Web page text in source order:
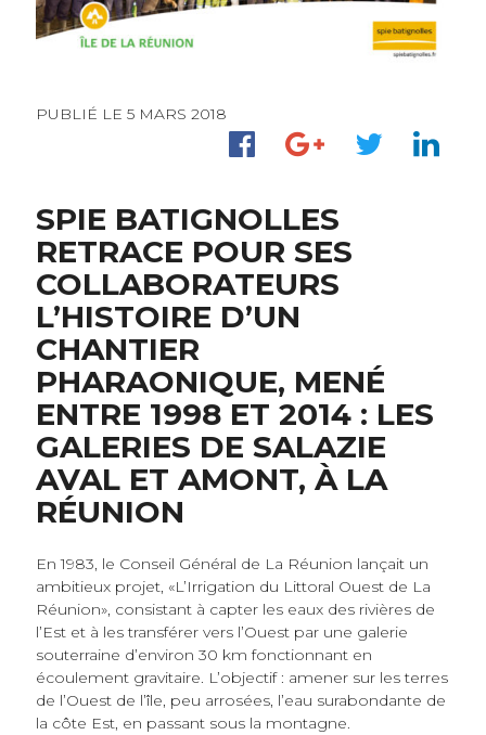
PUBLIÉ LE 5 MARS 2018
SPIE BATIGNOLLES
RETRACE POUR SES
COLLABORATEURS
L’HISTOIRE D’UN
CHANTIER
PHARAONIQUE, MENÉ
ENTRE 1998 ET 2014 : LES
GALERIES DE SALAZIE
AVAL ET AMONT, À LA
RÉUNION
En 1983, le Conseil Général de La Réunion lançait un
ambitieux projet, «L’Irrigation du Littoral Ouest de La
Réunion», consistant à capter les eaux des rivières de
l’Est et à les transférer vers l’Ouest par une galerie
souterraine d’environ 30 km fonctionnant en
écoulement gravitaire. L’objectif : amener sur les terres
de l’Ouest de l’île, peu arrosées, l’eau surabondante de
la côte Est, en passant sous la montagne.